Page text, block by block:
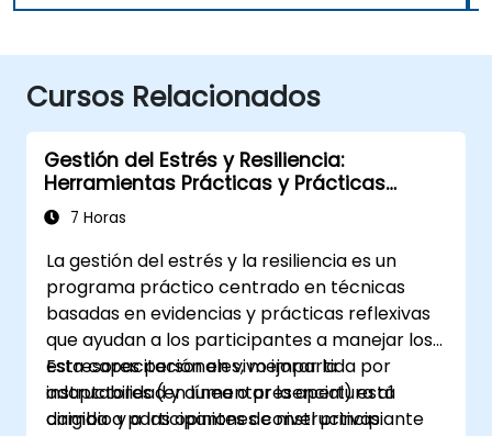
Cursos Relacionados
Gestión del Estrés y Resiliencia:
Herramientas Prácticas y Prácticas
Reflexivas
7 Horas
La gestión del estrés y la resiliencia es un
programa práctico centrado en técnicas
basadas en evidencias y prácticas reflexivas
que ayudan a los participantes a manejar los
estresores personales, mejorar la
adaptabilidad y aumentar la apertura al
cambio y a las opiniones constructivas.
Esta capacitación en vivo impartida por
instructores (en línea o presencial) está
dirigida a participantes de nivel principiante